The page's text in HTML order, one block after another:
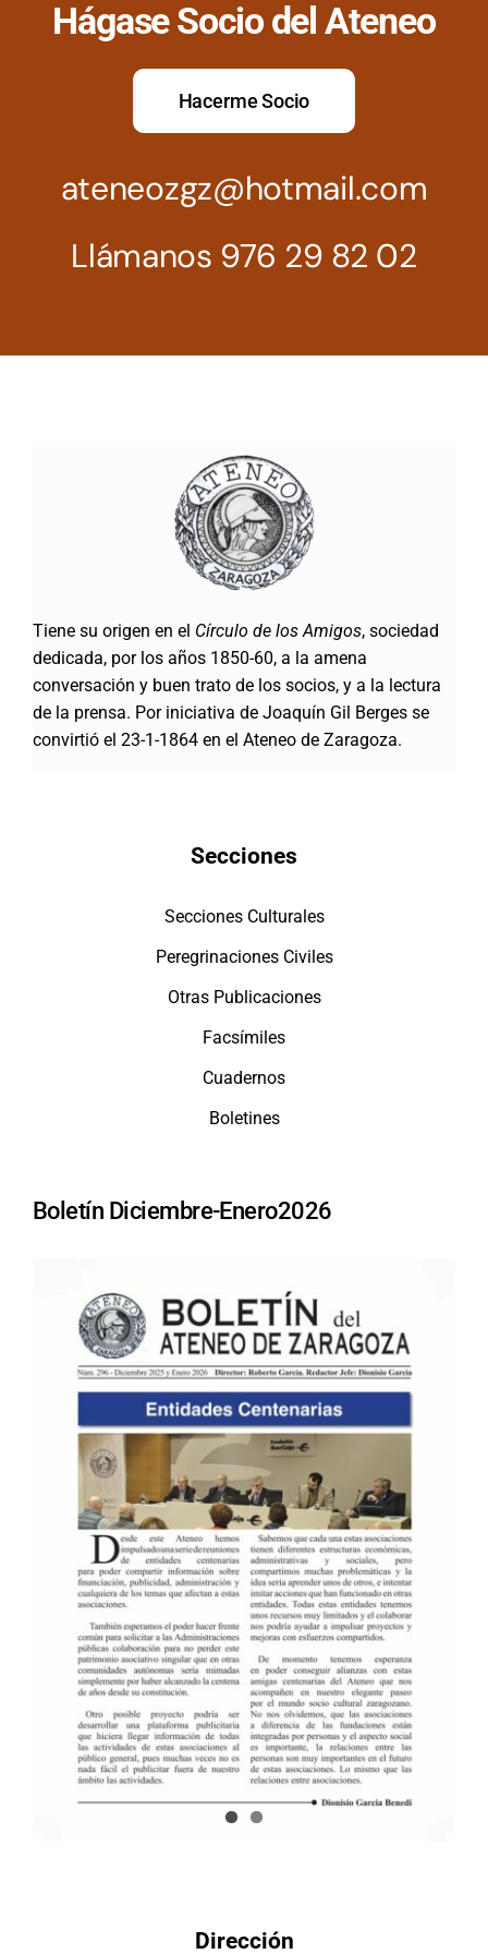
Hágase Socio del Ateneo
Hacerme Socio
ateneozgz@hotmail.com
Llámanos 976 29 82 02
Tiene su origen en el Círculo de los Amigos, sociedad
dedicada, por los años 1850-60, a la amena
conversación y buen trato de los socios, y a la lectura
de la prensa. Por iniciativa de Joaquín Gil Berges se
convirtió el 23-1-1864 en el Ateneo de Zaragoza.
Secciones
Secciones Culturales
Peregrinaciones Civiles
Otras Publicaciones
Facsímiles
Cuadernos
Boletines
Boletín Diciembre-Enero2026
Dirección